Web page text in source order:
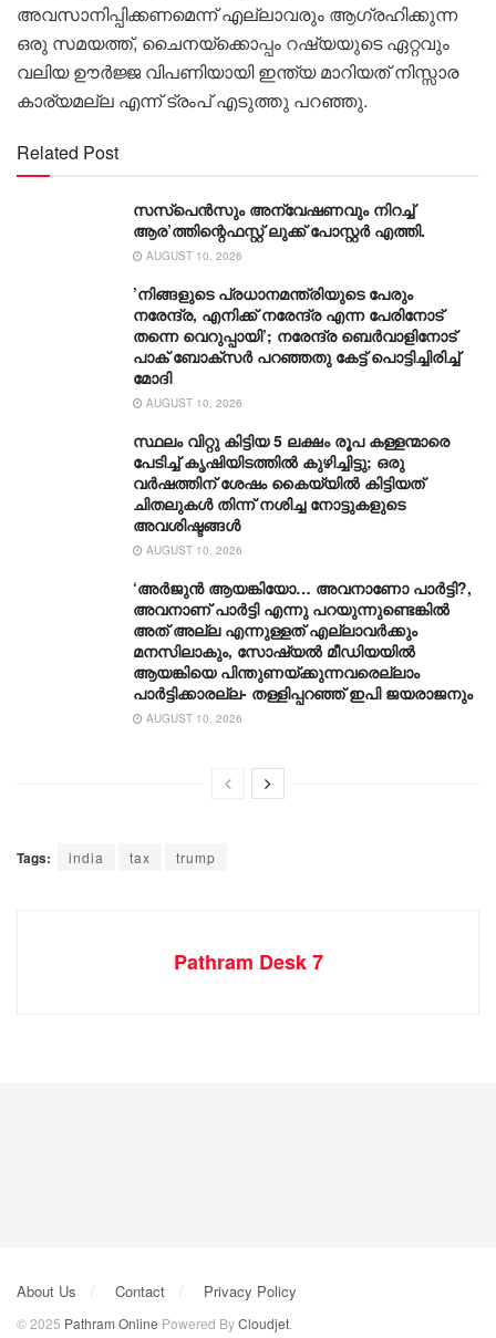
അവസാനിപ്പിക്കണമെന്ന് എല്ലാവരും ആഗ്രഹിക്കുന്ന
ഒരു സമയത്ത്, ചൈനയ്‌ക്കൊപ്പം റഷ്യയുടെ ഏറ്റവും
വലിയ ഊർജ്ജ വിപണിയായി ഇന്ത്യ മാറിയത് നിസ്സാര
കാര്യമല്ല എന്ന് ട്രംപ് എടുത്തു പറഞ്ഞു.
Related Post
സസ്പെൻസും അന്വേഷണവും നിറച്ച്
ആര’ത്തിന്റെഫസ്റ്റ് ലുക്ക് പോസ്റ്റർ എത്തി.
AUGUST 10, 2026
’നിങ്ങളുടെ പ്രധാനമന്ത്രിയുടെ പേരും
നരേന്ദ്ര, എനിക്ക് നരേന്ദ്ര എന്ന പേരിനോട്
തന്നെ വെറുപ്പായി’; നരേന്ദ്ര ബെർവാളിനോട്
പാക് ബോക്സർ പറഞ്ഞതു കേട്ട് പൊട്ടിച്ചിരിച്ച്
മോദി
AUGUST 10, 2026
സ്ഥലം വിറ്റു കിട്ടിയ 5 ലക്ഷം രൂപ കള്ളന്മാരെ
പേടിച്ച് കൃഷിയിടത്തിൽ കുഴിച്ചിട്ടു; ഒരു
വർഷത്തിന് ശേഷം കൈയ്യിൽ കിട്ടിയത്
ചിതലുകൾ തിന്ന് നശിച്ച നോട്ടുകളുടെ
അവശിഷ്ടങ്ങൾ
AUGUST 10, 2026
‘അർജുൻ ആയങ്കിയോ… അവനാണോ പാർട്ടി?,
അവനാണ് പാർട്ടി എന്നു പറയുന്നുണ്ടെങ്കിൽ
അത് അല്ല എന്നുള്ളത് എല്ലാവർക്കും
മനസിലാകും, സോഷ്യൽ മീഡിയയിൽ
ആയങ്കിയെ പിന്തുണയ്ക്കുന്നവരെല്ലാം
പാർട്ടിക്കാരല്ല- തള്ളിപ്പറഞ്ഞ് ഇപി ജയരാജനും
AUGUST 10, 2026
Tags: india tax trump
Pathram Desk 7
About Us Contact Privacy Policy
© 2025 Pathram Online Powered ByCloudjet